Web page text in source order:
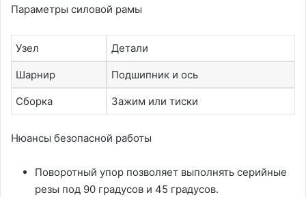
Параметры силовой рамы
Узел Детали
Шарнир Подшипник и ось
Сборка Зажим или тиски
Нюансы безопасной работы
Поворотный упор позволяет выполнять серийные
резы под 90 градусов и 45 градусов.